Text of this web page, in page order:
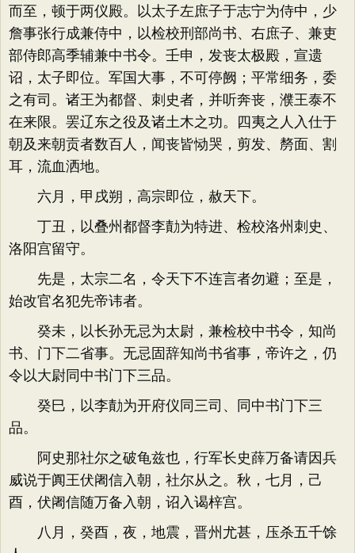
而至，顿于两仪殿。以太子左庶子于志宁为侍中，少
詹事张行成兼侍中，以检校刑部尚书、右庶子、兼吏
部侍郎高季辅兼中书令。壬申，发丧太极殿，宣遗
诏，太子即位。军国大事，不可停阙；平常细务，委
之有司。诸王为都督、刺史者，并听奔丧，濮王泰不
在来限。罢辽东之役及诸土木之功。四夷之人入仕于
朝及来朝贡者数百人，闻丧皆恸哭，剪发、剺面、割
耳，流血洒地。
六月，甲戌朔，高宗即位，赦天下。
丁丑，以叠州都督李勣为特进、检校洛州刺史、
洛阳宫留守。
先是，太宗二名，令天下不连言者勿避；至是，
始改官名犯先帝讳者。
癸未，以长孙无忌为太尉，兼检校中书令，知尚
书、门下二省事。无忌固辞知尚书省事，帝许之，仍
令以大尉同中书门下三品。
癸巳，以李勣为开府仪同三司、同中书门下三
品。
阿史那社尔之破龟兹也，行军长史薛万备请因兵
威说于阗王伏阇信入朝，社尔从之。秋，七月，己
酉，伏阇信随万备入朝，诏入谒梓宫。
八月，癸酉，夜，地震，晋州尤甚，压杀五千馀